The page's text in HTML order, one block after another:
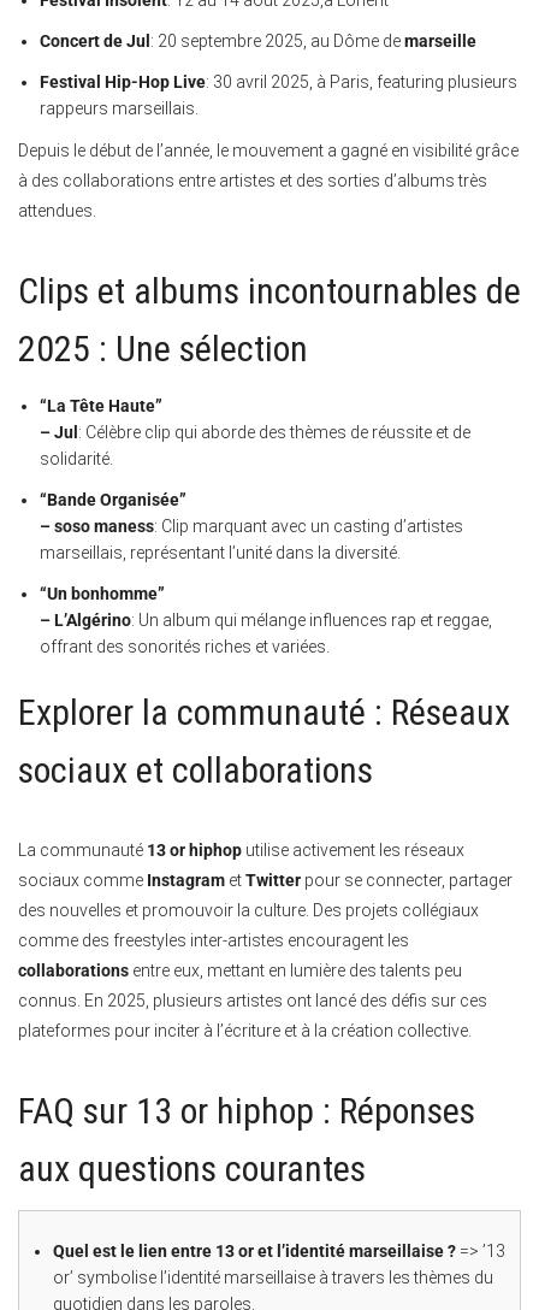
Concert de Jul : 20 septembre 2025, au Dôme demarseille
Festival Hip-Hop Live: 30 avril 2025, à Paris, featuring plusieurs
rappeurs marseillais.
Depuis le début de l’année, le mouvement a gagné en visibilité grâce
à des collaborations entre artistes et des sorties d’albums très
attendues.
Clips et albums incontournables de
2025 : Une sélection
“La Tête Haute”
– Jul : Célèbre clip qui aborde des thèmes de réussite et de
solidarité.
“Bande Organisée”
–soso maness: Clip marquant avec un casting d’artistes
marseillais, représentant l’unité dans la diversité.
“Un bonhomme”
– L’Algérino: Un album qui mélange influences rap et reggae,
offrant des sonorités riches et variées.
Explorer la communauté : Réseaux
sociaux et collaborations
La communauté 13 or hiphop utilise activement les réseaux
sociaux comme Instagram etTwitter pour se connecter, partager
des nouvelles et promouvoir la culture. Des projets collégiaux
comme des freestyles inter-artistes encouragent les
collaborations entre eux, mettant en lumière des talents peu
connus. En 2025, plusieurs artistes ont lancé des défis sur ces
plateformes pour inciter à l’écriture et à la création collective.
FAQ sur 13 or hiphop : Réponses
aux questions courantes
Quel est le lien entre 13 or et l’identité marseillaise ? => ’13
or’ symbolise l’identité marseillaise à travers les thèmes du
quotidien dans les paroles.